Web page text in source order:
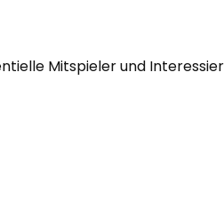
Mitspieler und